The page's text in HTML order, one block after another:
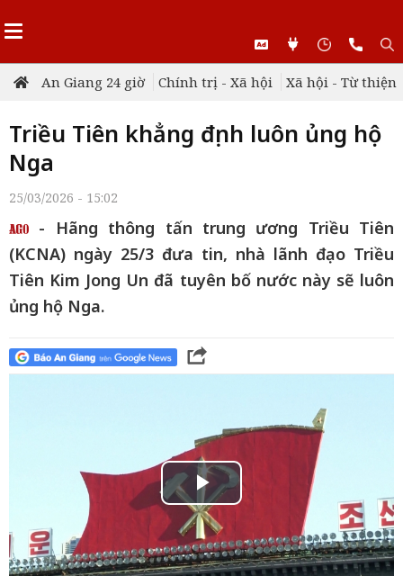
An Giang 24 giờ Chính trị - Xã hội Xã hội - Từ thiện
Triều Tiên khẳng định luôn ủng hộ
Nga
25/03/2026 - 15:02
- Hãng thông tấn trung ương Triều Tiên
(KCNA) ngày 25/3 đưa tin, nhà lãnh đạo Triều
Tiên Kim Jong Un đã tuyên bố nước này sẽ luôn
ủng hộ Nga.